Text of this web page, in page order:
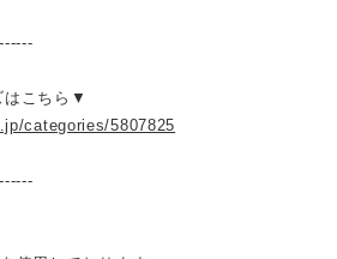
はこちら▼
categories/5807825